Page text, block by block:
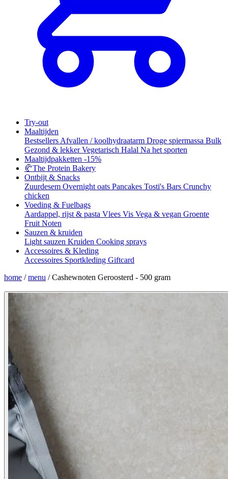
Try-out
Maaltijden
Bestsellers Afvallen / koolhydraatarm Droge spiermassa Bulk
Gezond & lekkerVegetarisch Halal Na het sporten
Maaltijdpakketten -15%
🥐The Protein Bakery
Ontbijt & Snacks
Zuurdesem Overnight oats Pancakes Tosti's Bars Crunchy
chicken
Voeding & Fuelbags
Aardappel, rijst & pasta Vlees Vis Vega & vegan Groente
Fruit Noten
Sauzen & kruiden
Light sauzen Kruiden Cooking sprays
Accessoires & Kleding
Accessoires Sportkleding Giftcard
home / menu / Cashewnoten Geroosterd - 500 gram